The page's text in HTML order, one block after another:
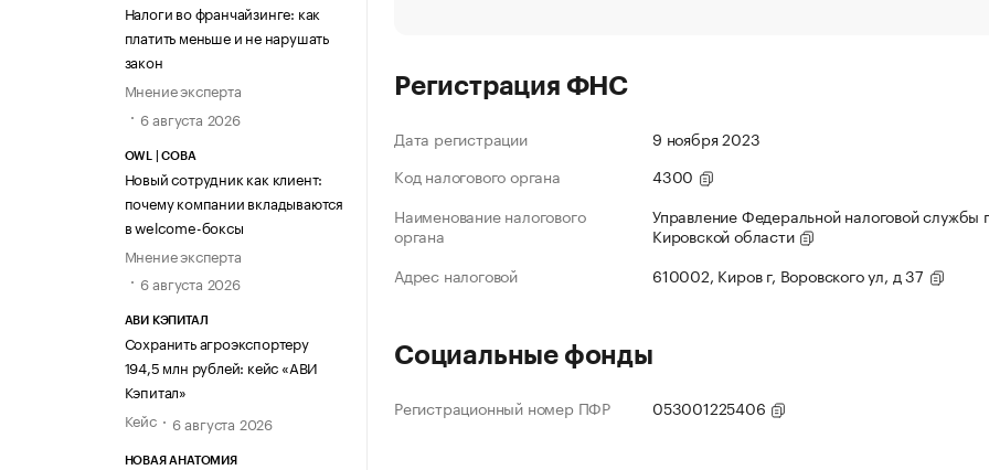
Налоги во франчайзинге: как
платить меньше и не нарушать
закон
Мнение эксперта
6 августа 2026
OWL | СОВА
Новый сотрудник как клиент:
почему компании вкладываются
в welcome-боксы
Мнение эксперта
6 августа 2026
АВИ КЭПИТАЛ
Сохранить агроэкспортеру
194,5 млн рублей: кейс «АВИ
Кэпитал»
Кейс
6 августа 2026
НОВАЯ АНАТОМИЯ
Регистрация ФНС
Дата регистрации
9 ноября 2023
Код налогового органа
4300
Наименование налогового
органа
Управление Федеральной налоговой службы
Кировской области
Адрес налоговой
610002, Киров г, Воровского ул, д 37
Социальные фонды
Регистрационный номер ПФР 053001225406